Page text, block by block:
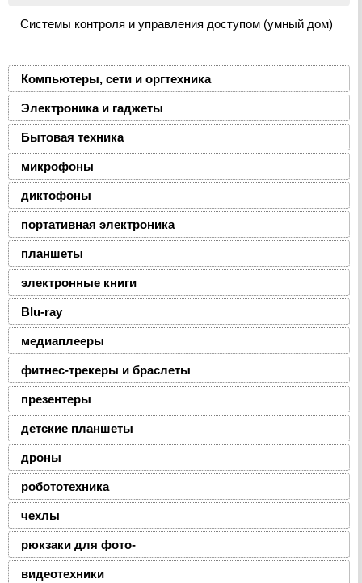
Системы контроля и управления доступом (умный дом)
Компьютеры, сети и оргтехника
Электроника и гаджеты
Бытовая техника
микрофоны
диктофоны
портативная электроника
планшеты
электронные книги
Blu-ray
медиаплееры
фитнес-трекеры и браслеты
презентеры
детские планшеты
дроны
робототехника
чехлы
рюкзаки для фото-
видеотехники